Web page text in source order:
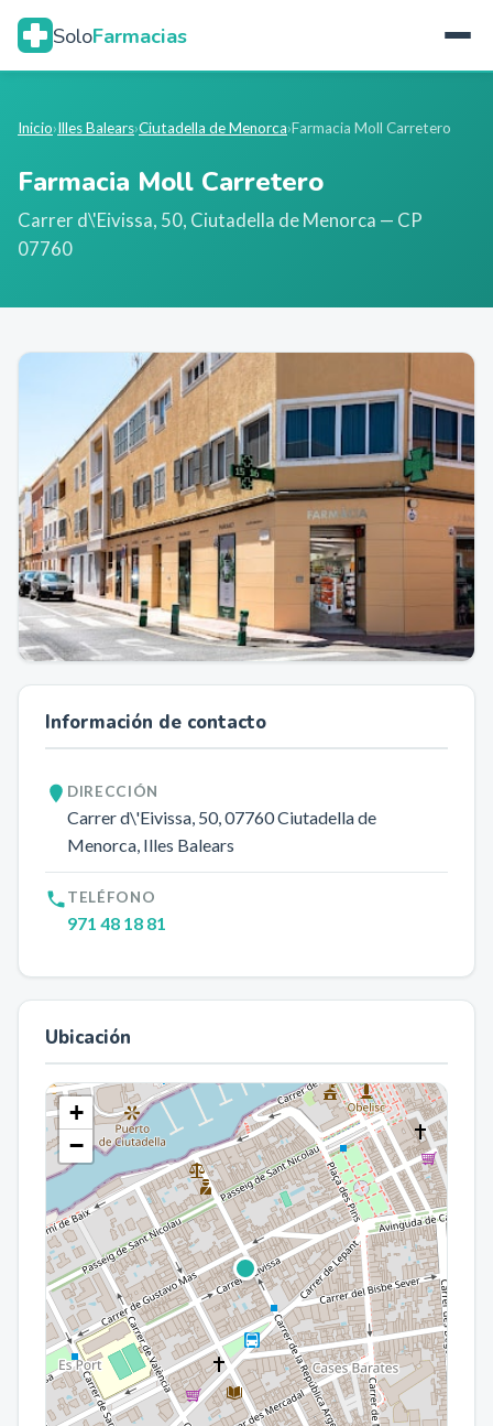
SoloFarmacias
Inicio›Illes Balears›Ciutadella de Menorca›Farmacia Moll Carretero
Farmacia Moll Carretero
Carrer d\'Eivissa, 50, Ciutadella de Menorca — CP
07760
Información de contacto
DIRECCIÓN
Carrer d\'Eivissa, 50, 07760Ciutadella de
Menorca, Illes Balears
TELÉFONO
971 48 18 81
Ubicación
+
−